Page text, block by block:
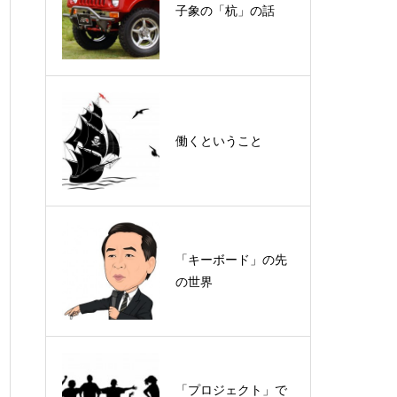
子象の「杭」の話
働くということ
「キーボード」の先
の世界
「プロジェクト」で